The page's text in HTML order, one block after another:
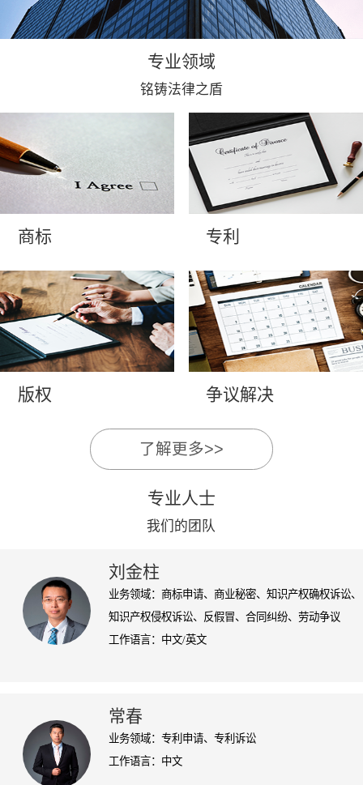
专业领域
铭铸法律之盾
商标 专利
版权 争议解决
了解更多>>
专业人士
我们的团队
刘金柱
业务领域：商标申请、商业秘密、知识产权确权诉讼、
知识产权侵权诉讼、反假冒、合同纠纷、劳动争议
工作语言：中文/英文
常春
业务领域：专利申请、专利诉讼
工作语言：中文